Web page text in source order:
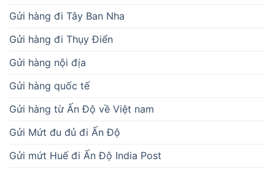
Gửi hàng đi Tây Ban Nha
Gửi hàng đi Thụy Điển
Gửi hàng nội địa
Gửi hàng quốc tế
Gửi hàng từ Ấn Độ về Việt nam
Gửi Mứt đu đủ đi Ấn Độ
Gửi mứt Huế đi Ấn Độ India Post